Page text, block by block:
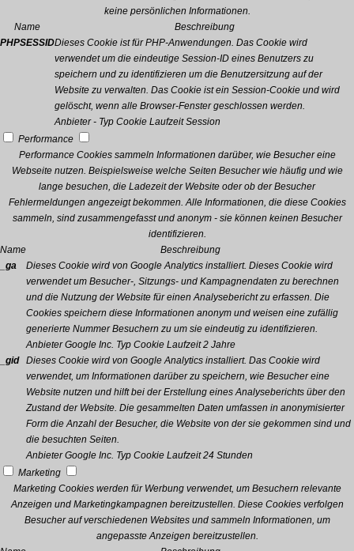
keine persönlichen Informationen.
Name
Beschreibung
PHPSESSIDDieses Cookie ist für PHP-Anwendungen. Das Cookie wird
verwendet um die eindeutige Session-ID eines Benutzers zu
speichern und zu identifizieren um die Benutzersitzung auf der
Website zu verwalten. Das Cookie ist ein Session-Cookie und wird
gelöscht, wenn alle Browser-Fenster geschlossen werden.
Anbieter - Typ Cookie Laufzeit Session
Performance
Performance Cookies sammeln Informationen darüber, wie Besucher eine
Webseite nutzen. Beispielsweise welche Seiten Besucher wie häufig und wie
lange besuchen, die Ladezeit der Website oder ob der Besucher
Fehlermeldungen angezeigt bekommen. Alle Informationen, die diese Cookies
sammeln, sind zusammengefasst und anonym - sie können keinen Besucher
identifizieren.
Name
Beschreibung
_ga
Dieses Cookie wird von Google Analytics installiert. Dieses Cookie wird
verwendet um Besucher-, Sitzungs- und Kampagnendaten zu berechnen
und die Nutzung der Website für einen Analysebericht zu erfassen. Die
Cookies speichern diese Informationen anonym und weisen eine zufällig
generierte Nummer Besuchern zu um sie eindeutig zu identifizieren.
Anbieter Google Inc. Typ Cookie Laufzeit 2 Jahre
_gid
Dieses Cookie wird von Google Analytics installiert. Das Cookie wird
verwendet, um Informationen darüber zu speichern, wie Besucher eine
Website nutzen und hilft bei der Erstellung eines Analyseberichts über den
Zustand der Website. Die gesammelten Daten umfassen in anonymisierter
Form die Anzahl der Besucher, die Website von der sie gekommen sind und
die besuchten Seiten.
Anbieter Google Inc. Typ Cookie Laufzeit 24 Stunden
Marketing
Marketing Cookies werden für Werbung verwendet, um Besuchern relevante
Anzeigen und Marketingkampagnen bereitzustellen. Diese Cookies verfolgen
Besucher auf verschiedenen Websites und sammeln Informationen, um
angepasste Anzeigen bereitzustellen.